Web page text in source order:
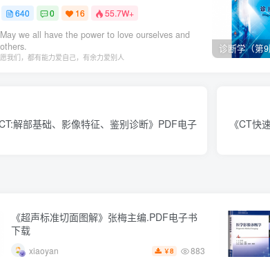
640 0 16 55.7W+
May we all have the power to love ourselves and
others.
愿我们，都有能力爱自己，有余力爱别人
解部基础、影像特征、鉴别诊断》PDF电子
《CT快
《超声标准切面图解》张梅主编.PDF电子书
下载
xiaoyan ￥8 883